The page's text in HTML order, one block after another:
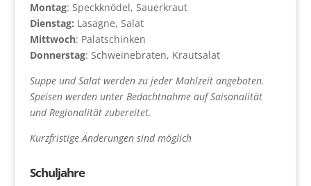
Montag: Speckknödel, Sauerkraut
Dienstag: Lasagne, Salat
Mittwoch: Palatschinken
Donnerstag: Schweinebraten, Krautsalat
Suppe und Salat werden zu jeder Mahlzeit angeboten.
Speisen werden unter Bedachtnahme auf Saisonalität
und Regionalität zubereitet.
Kurzfristige Änderungen sind möglich
Schuljahre